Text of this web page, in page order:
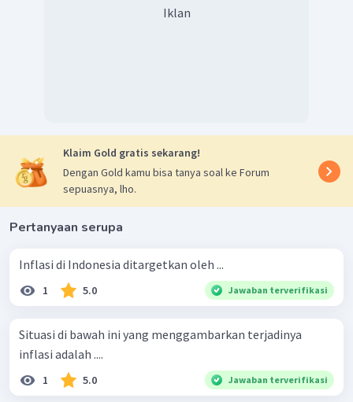
Iklan
Klaim Gold gratis sekarang!
Dengan Gold kamu bisa tanya soal ke Forum
sepuasnya, lho.
Pertanyaan serupa
Inflasi di Indonesia ditargetkan oleh ...
1 5.0 Jawaban terverifikasi
Situasi di bawah ini yang menggambarkan terjadinya
inflasi adalah ....
1 5.0 Jawaban terverifikasi